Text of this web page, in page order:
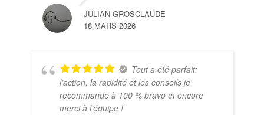
JULIAN GROSCLAUDE
18 MARS 2026
Tout a été parfait:
l’action, la rapidité et les conseils je
recommande à 100 % bravo et encore
merci à l’équipe !